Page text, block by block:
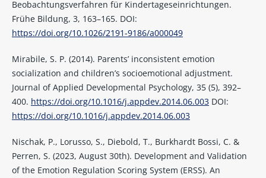
Beobachtungsverfahren für Kindertageseinrichtungen.
Frühe Bildung, 3, 163–165. DOI:
https://doi.org/10.1026/2191-9186/a000049
Mirabile, S. P. (2014). Parents’ inconsistent emotion
socialization and children’s socioemotional adjustment.
Journal of Applied Developmental Psychology, 35 (5), 392–
400. https://doi.org/10.1016/j.appdev.2014.06.003DOI:
https://doi.org/10.1016/j.appdev.2014.06.003
Nischak, P., Lorusso, S., Diebold, T., Burkhardt Bossi, C. &
Perren, S. (2023, August 30th). Development and Validation
of the Emotion Regulation Scoring System (ERSS). An